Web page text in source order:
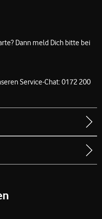
Dann meld Dich bitte bei
Service-Chat: 0172 200